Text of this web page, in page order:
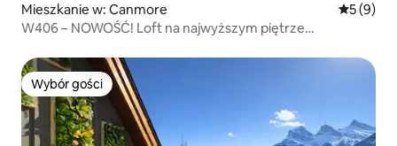
Mieszkanie w: Canmore Średnia
5 (9)
W406 – NOWOŚĆ! Loft na najwyższym piętrze
Wybór gości
Wybór gości